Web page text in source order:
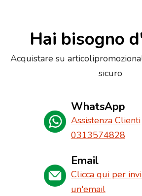
Hai bisogno
Acquistare su
sicuro
WhatsApp
Assistenza Clienti
0313574828
Email
Clicca qui per
un'email